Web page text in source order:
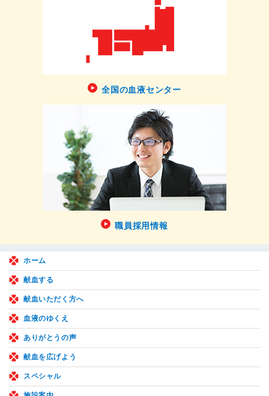
全国の血液センター
職員採用情報
ホーム
献血する
献血いただく方へ
血液のゆくえ
ありがとうの声
献血を広げよう
スペシャル